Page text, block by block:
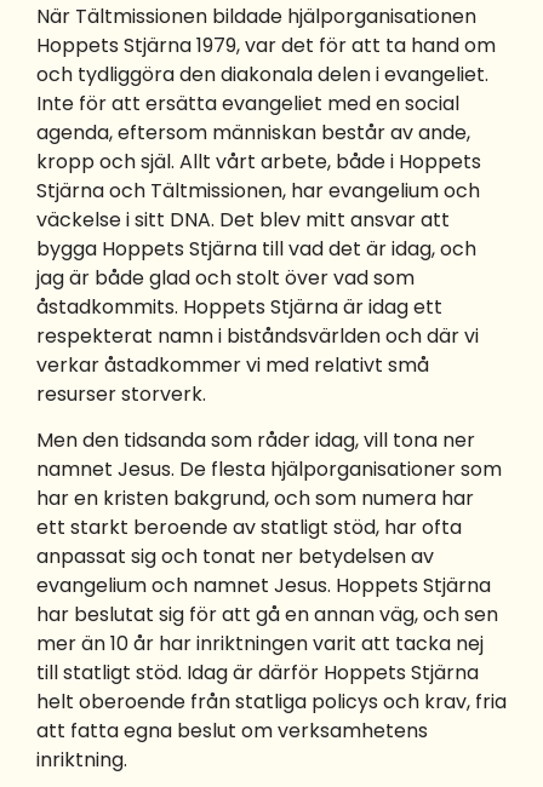
När Tältmissionen bildade hjälporganisationen
Hoppets Stjärna 1979, var det för att ta hand om
och tydliggöra den diakonala delen i evangeliet.
Inte för att ersätta evangeliet med en social
agenda, eftersom människan består av ande,
kropp och själ. Allt vårt arbete, både i Hoppets
Stjärna och Tältmissionen, har evangelium och
väckelse i sitt DNA. Det blev mitt ansvar att
bygga Hoppets Stjärna till vad det är idag, och
jag är både glad och stolt över vad som
åstadkommits. Hoppets Stjärna är idag ett
respekterat namn i biståndsvärlden och där vi
verkar åstadkommer vi med relativt små
resurser storverk.
Men den tidsanda som råder idag, vill tona ner
namnet Jesus. De flesta hjälporganisationer som
har en kristen bakgrund, och som numera har
ett starkt beroende av statligt stöd, har ofta
anpassat sig och tonat ner betydelsen av
evangelium och namnet Jesus. Hoppets Stjärna
har beslutat sig för att gå en annan väg, och sen
mer än 10 år har inriktningen varit att tacka nej
till statligt stöd. Idag är därför Hoppets Stjärna
helt oberoende från statliga policys och krav, fria
att fatta egna beslut om verksamhetens
inriktning.